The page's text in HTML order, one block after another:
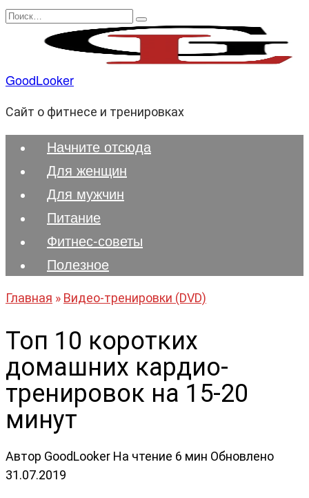
Перейти
содержанию
Search
GoodLooker
Сайт о фитнесе и тренировках
Начните отсюда
Для женщин
Для мужчин
Питание
Фитнес-советы
Полезноe
Главная » Видео-тренировки (DVD)
Топ 10 коротких
домашних кардио-
тренировок на 15-20
минут
Автор GoodLooker На чтение 6 мин Обновлено
31.07.2019